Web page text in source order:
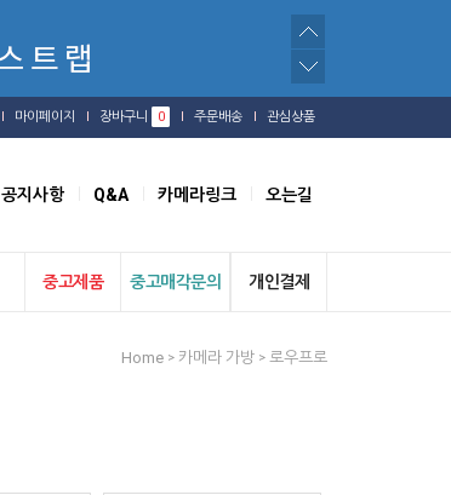
마이페이지 장바구니 0 주문배송 관심상품
공지사항 Q&A 카메라링크 오는길
중고제품 중고매각문의 개인결제
Home > 카메라 가방 > 로우프로